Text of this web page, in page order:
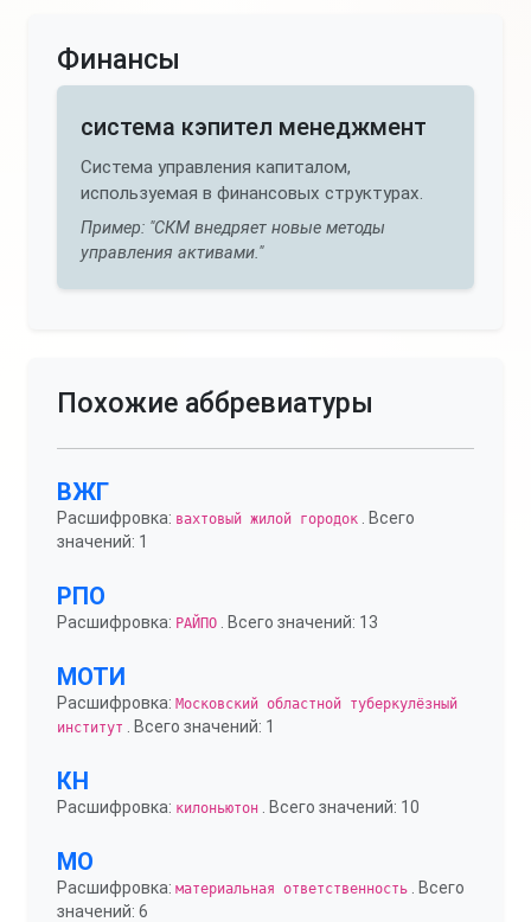
Финансы
система кэпител менеджмент
Система управления капиталом,
используемая в финансовых структурах.
Пример: "СКМ внедряет новые методы
управления активами."
Похожие аббревиатуры
ВЖГ
Расшифровка: вахтовый жилой городок . Всего
значений: 1
РПО
Расшифровка: РАЙПО . Всего значений: 13
МОТИ
Расшифровка: Московский областной туберкулёзный
институт
. Всего значений: 1
КН
Расшифровка: килоньютон . Всего значений: 10
МО
Расшифровка: материальная ответственность . Всего
значений: 6